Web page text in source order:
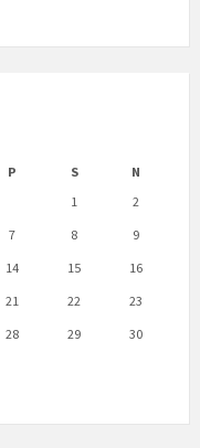
P S
N
1
2
7 8
9
14 15
16
21 22
23
28 29
30